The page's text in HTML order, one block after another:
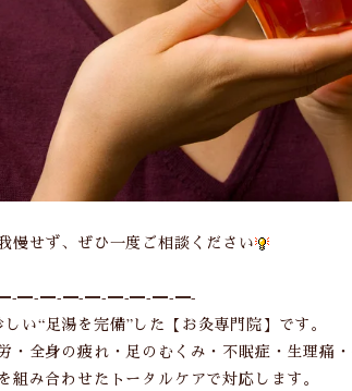
慢せず、ぜひ一度ご相談ください
━-━-━-━-━-━-━-━-
い“足湯を完備”した【お灸専門院】です。
・全身の疲れ・足のむくみ・不眠症・生理痛
組み合わせたトータルケアで対応します。